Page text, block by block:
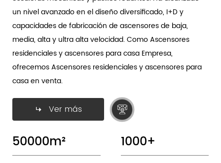
un nivel avanzado en el diseño diversificado, I+D y
capacidades de fabricación de ascensores de baja,
media, alta y ultra alta velocidad. ComoAscensores
residenciales y ascensores para casa Empresa,
ofrecemos Ascensores residenciales y ascensores para
casa en venta.
Ver más
50000m² 1000+